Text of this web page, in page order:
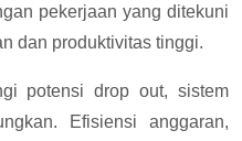
pekerjaan yang ditekuni
dan produktivitas tinggi.
potensi drop out, sistem
Efisiensi anggaran,